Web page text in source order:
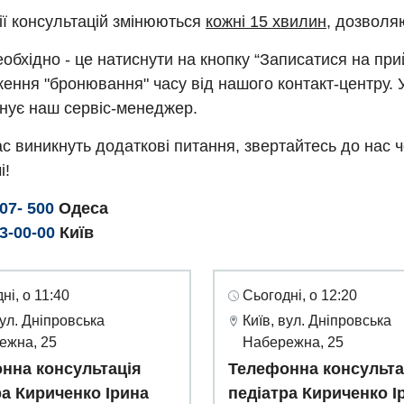
консультацій змінюються кожні 15 хвилин,
- це натиснути на кнопку “Записатися на
"бронювання" часу від нашого контакт-
наш сервіс-менеджер.
виникнуть додаткові питання, звертайтесь до нас
500 Одеса
00-00 Київ
о 11:40
Дніпровська
25
консультація
Кириченко Ірина
Сьогодні, о 12:20
Київ, вул. Дніпровська
Набережна, 25
Телефонна
педіатра Кириченко